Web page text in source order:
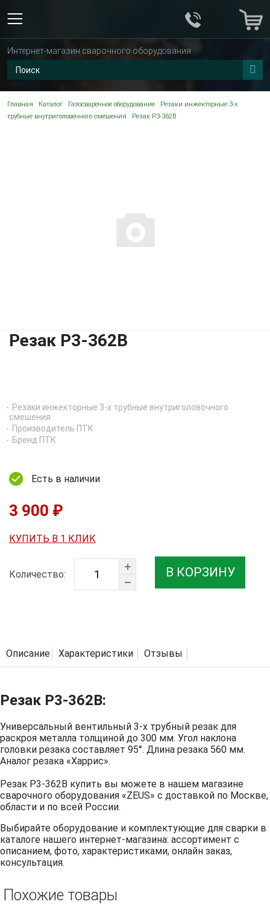
Интернет-магазин сварочного оборудования
Главная Каталог Газосварочное оборудование
Резаки инжекторные 3-х
трубные внутриголовочного смешения
Резак Р3-362В
Резак Р3-362В
Резаки инжекторные 3-х трубные внутриголовочного
смешения
Производитель ПТК
Бренд ПТК
Есть в наличии
3 900 ₽
КУПИТЬ В 1 КЛИК
Количество: В КОРЗИНУ
Описание Характеристики Отзывы
Резак Р3-362В:
Универсальный вентильный 3-х трубный резак для
раскроя металла толщиной до 300 мм. Угол наклона
головки резака составляет 95°. Длина резака 560 мм.
Аналог резака «Харрис».
Резак Р3-362В купить вы можете в нашем магазине
сварочного оборудования «ZEUS» с доставкой по Москве,
области и по всей России.
Выбирайте оборудование и комплектующие для сварки в
каталоге нашего интернет-магазина: ассортимент с
описанием, фото, характеристиками, онлайн заказ,
консультация.
Похожие товары